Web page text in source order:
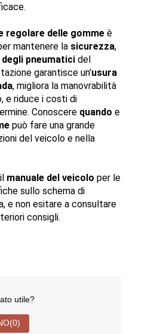
regolare delle gomme è
mantenere la sicurezza,
pneumatici del
garantisce un'usura
, migliora la manovrabilità
e riduce i costi di
Conoscere quando e
può fare una grande
del veicolo e nella
manuale del veicolo per le
sullo schema di
e non esitare a consultare
consigli.
utile?
(0)